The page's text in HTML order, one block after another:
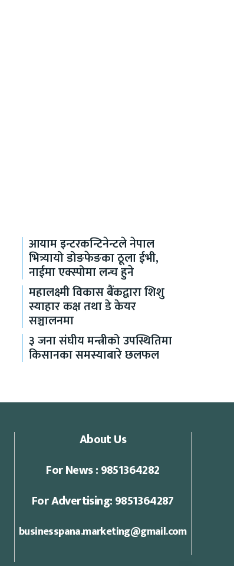
आयाम इन्टरकन्टिनेन्टले नेपाल
भित्र्यायो डोङफेङका ठूला ईभी,
नाईमा एक्स्पोमा लन्च हुने
महालक्ष्मी विकास बैंकद्वारा शिशु
स्याहार कक्ष तथा डे केयर
सञ्चालनमा
३ जना संघीय मन्त्रीको उपस्थितिमा
किसानका समस्याबारे छलफल
About Us
For News : 9851364282
For Advertising: 9851364287
businesspana.marketing@gmail.com